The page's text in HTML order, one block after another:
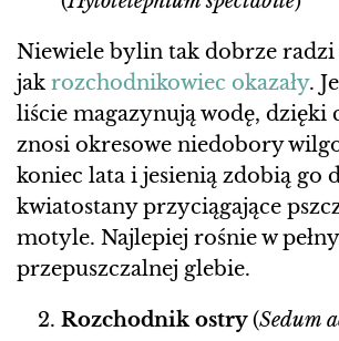
Niewiele bylin tak dobrze radzi
jak rozchodnikowiec okazały.
liście magazynują wodę, dzięki
znosi okresowe niedobory
koniec lata i jesienią zdobią go
kwiatostany przyciągające
motyle. Najlepiej rośnie w
przepuszczalnej glebie.
Rozchodnik ostry(Sedum